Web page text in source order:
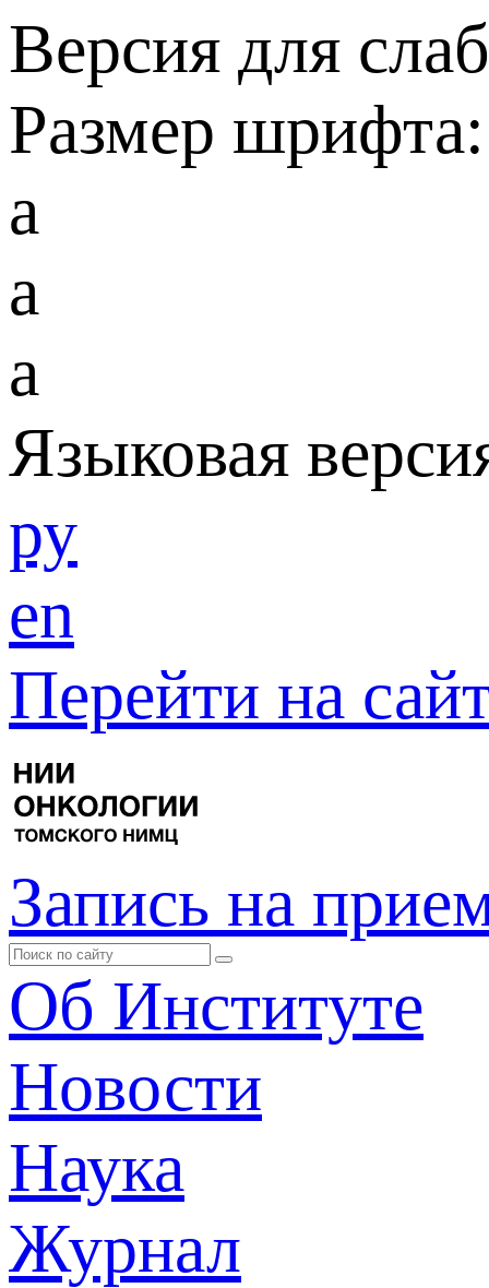
Версия для
Размер шрифта:
a
a
a
Языковая
ру
en
Перейти на
Запись на
Об Институте
Новости
Наука
Журнал